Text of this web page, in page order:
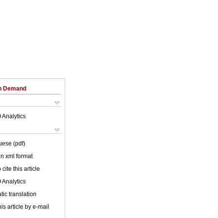
Demand
Analytics
(pdf)
xml format
cite this article
Analytics
translation
article by e-mail